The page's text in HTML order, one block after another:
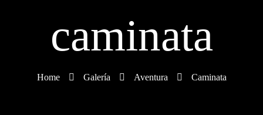
caminata
Home Galería Aventura Caminata